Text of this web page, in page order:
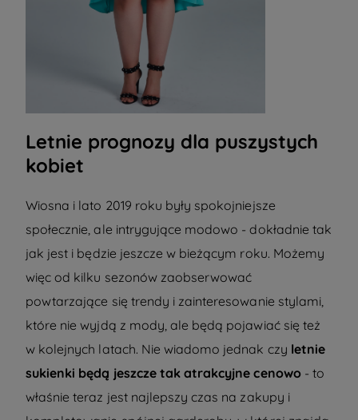
Letnie prognozy dla puszystych
kobiet
Wiosna i lato 2019 roku były spokojniejsze
społecznie, ale intrygujące modowo - dokładnie tak
jak jest i będzie jeszcze w bieżącym roku. Możemy
więc od kilku sezonów zaobserwować
powtarzające się trendy i zainteresowanie stylami,
które nie wyjdą z mody, ale będą pojawiać się też
w kolejnych latach. Nie wiadomo jednak czy letnie
sukienki będą jeszcze tak atrakcyjne cenowo- to
właśnie teraz jest najlepszy czas na zakupy i